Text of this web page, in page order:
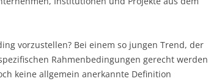
vorzustellen? Bei einem so jungen Trend, der
Rahmenbedingungen gerecht werden
keine allgemein anerkannte Definition